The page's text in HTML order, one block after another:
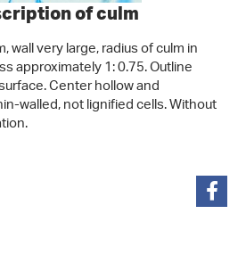
of culm
wall very large, radius of culm in
approximately 1: 0.75. Outline
Center hollow and
walled, not lignified cells. Without